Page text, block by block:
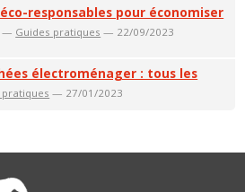
éco-responsables pour économiser
— Guides pratiques — 22/09/2023
électroménager : tous les
pratiques — 27/01/2023